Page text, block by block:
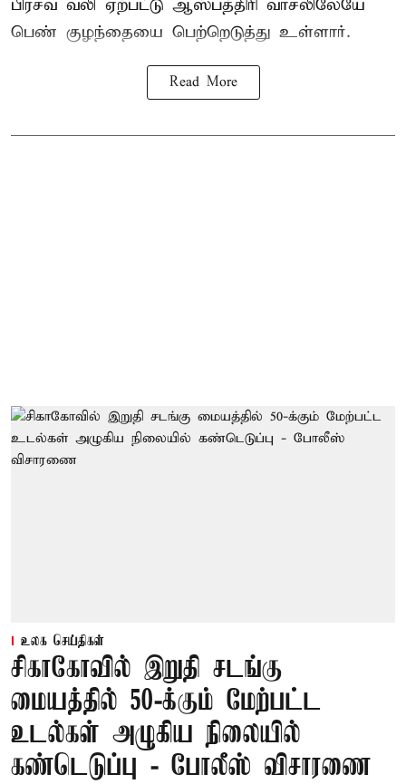
பிரசவ வலி ஏற்பட்டு ஆஸ்பத்திரி வாசலிலேயே
பெண் குழந்தையை பெற்றெடுத்து உள்ளார்.
Read More
உலக செய்திகள்
சிகாகோவில் இறுதி சடங்கு
மையத்தில் 50-க்கும் மேற்பட்ட
உடல்கள் அழுகிய நிலையில்
கண்டெடுப்பு - போலீஸ் விசாரணை